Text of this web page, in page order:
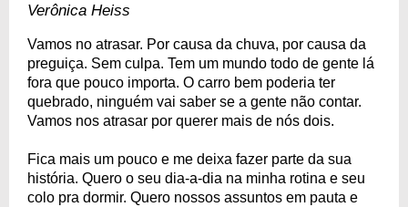
Verônica Heiss
Vamos no atrasar. Por causa da chuva, por causa da
preguiça. Sem culpa. Tem um mundo todo de gente lá
fora que pouco importa. O carro bem poderia ter
quebrado, ninguém vai saber se a gente não contar.
Vamos nos atrasar por querer mais de nós dois.
Fica mais um pouco e me deixa fazer parte da sua
história. Quero o seu dia-a-dia na minha rotina e seu
colo pra dormir. Quero nossos assuntos em pauta e